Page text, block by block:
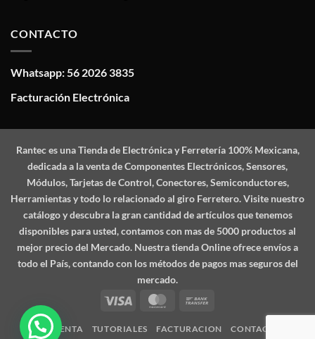
CONTACTO
Whatsapp: 56 2026 3835
Facturación Electrónica
Ranteces una Tienda de Electrónica y Ferretería 100% Mexicana,
dedicada a la venta de Componentes Electrónicos, Sensores,
Módulos, Tarjetas de Control, Conectores, Semiconductores,
Herramientas y todo lo relacionado al giro Ferretero. Visite nuestro
catálogo y descubra la gran cantidad de artículos que tenemos
disponibles para usted, contamos con mas de 5000 productos al
mejor precio del Mercado. Nuestra tienda Online ofrece envíos a
todo el País, contando con los métodos de pagos mas seguros del
mercado.
Visa
MasterCard
MI CUENTA TUTORIALES FACTURACION CONTACTO